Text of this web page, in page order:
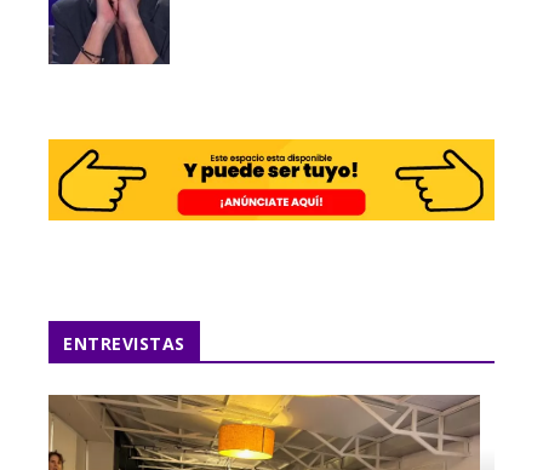
ENTREVISTAS